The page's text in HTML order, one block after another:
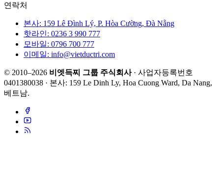
연락처
본사: 159 Lê Đình Lý, P. Hòa Cường, Đà Nẵng
핫라인: 0236 3 990 777
모바일: 0796 700 777
이메일: info@vietductri.com
© 2010–2026 비엣득찌 그룹 주식회사· 사업자등록번호
0401380038 · 본사: 159 Le Dinh Ly, Hoa Cuong Ward, Da Nang,
베트남.